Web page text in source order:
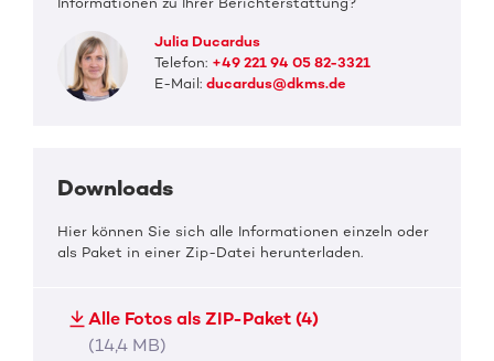
Julia Ducardus
Telefon: +49 221 94 05 82-3321
E-Mail:ducardus@dkms.de
Downloads
Hier können Sie sich alle Informationen einzeln oder
als Paket in einer Zip-Datei herunterladen.
Alle Fotos als ZIP-Paket (4)
(14,4 MB)